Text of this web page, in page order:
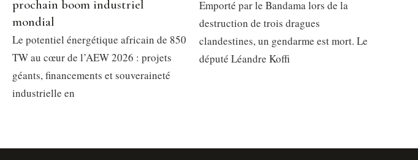
prochain boom industriel
mondial
Le potentiel énergétique africain de 850
TW au cœur de l’AEW 2026 : projets
géants, financements et souveraineté
industrielle en
Emporté par le Bandama lors de la
destruction de trois dragues
clandestines, un gendarme est mort. Le
député Léandre Koffi